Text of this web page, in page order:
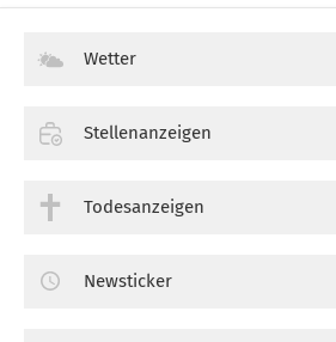
Wetter
Stellenanzeigen
Todesanzeigen
Newsticker